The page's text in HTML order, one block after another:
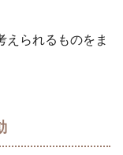
えられるものをま